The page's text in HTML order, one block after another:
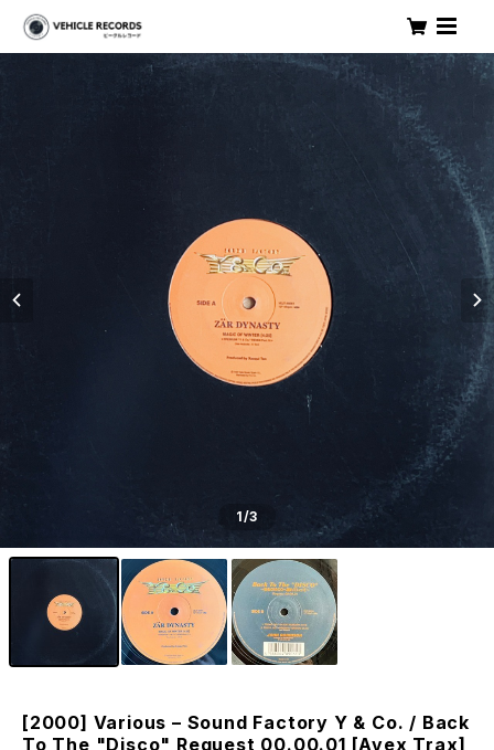
1/3
[2000] Various – Sound Factory Y & Co. / Back
To The "Disco" Request 00.00.01 [Avex Trax]